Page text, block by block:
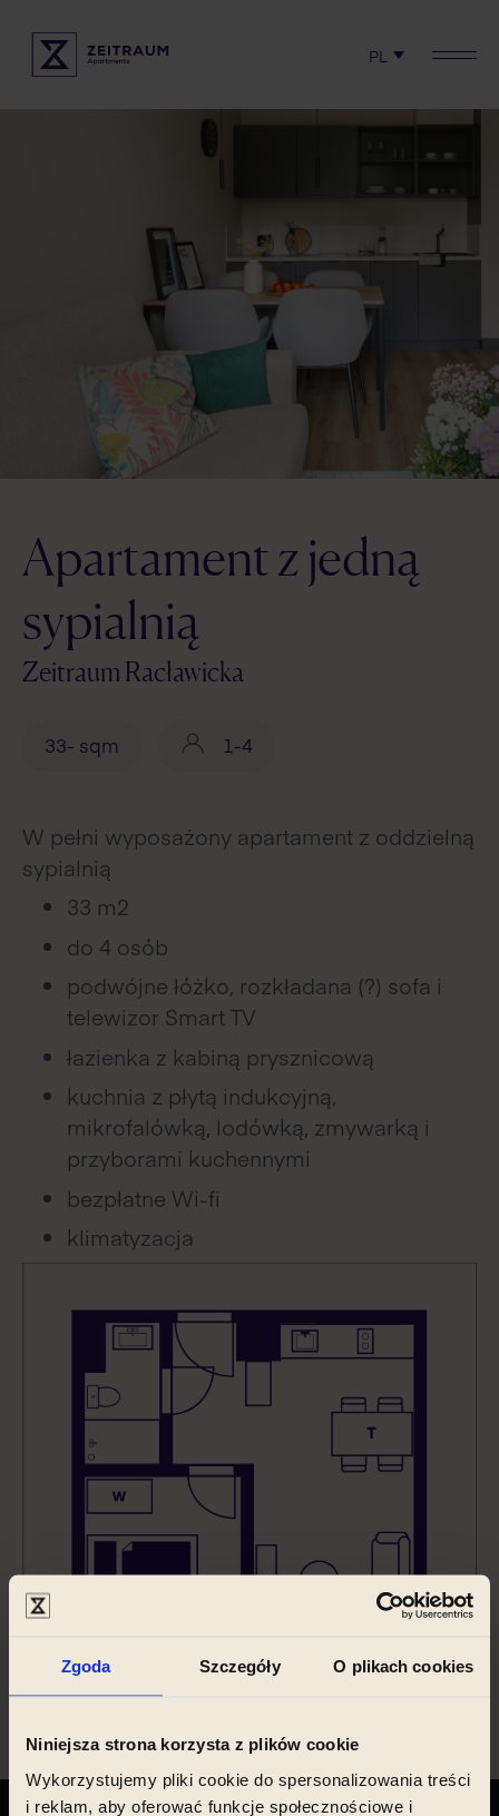
Zgoda Szczegóły O plikach cookies
Niniejsza strona korzysta z plików cookie
Wykorzystujemy pliki cookie do spersonalizowania treści
i reklam, aby oferować funkcje społecznościowe i
PL
Apartament z jedną
sypialnią
Zeitraum Racławicka
33- sqm 1-4
W pełni wyposażony apartament z oddzielną
sypialnią
33 m2
do 4 osób
podwójne łóżko, rozkładana (?) sofa i
telewizor Smart TV
łazienka z kabiną prysznicową
kuchnia z płytą indukcyjną,
mikrofalówką, lodówką, zmywarką i
przyborami kuchennymi
bezpłatne Wi-fi
klimatyzacja
Check availability